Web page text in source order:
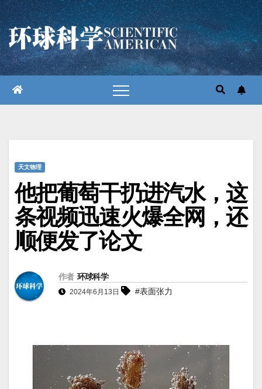
跳
至
内
容
天文物理
他把葡萄干扔进汽水，这
条视频迅速火爆全网，还
顺便发了论文
作者 环球科学
2024年6月13日 #表面张力